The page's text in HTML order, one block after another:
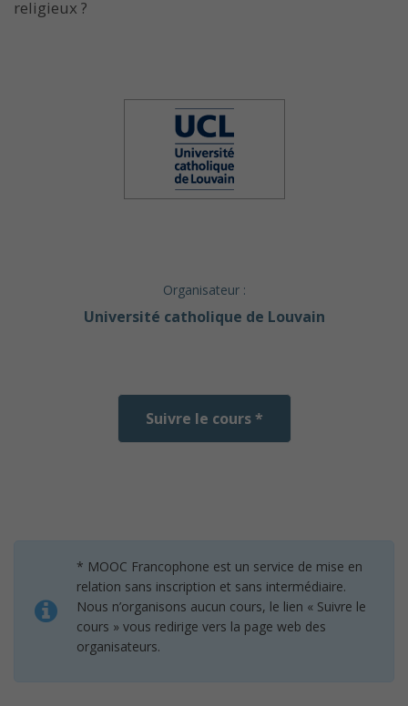
religieux ?
Organisateur :
Université catholique de Louvain
Suivre le cours *
* MOOC Francophone est un service de mise en
relation sans inscription et sans intermédiaire.
Nous n’organisons aucun cours, le lien « Suivre le
cours » vous redirige vers la page web des
organisateurs.